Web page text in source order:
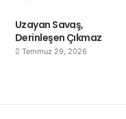
Uzayan Savaş,
Derinleşen Çıkmaz
Temmuz 29, 2026